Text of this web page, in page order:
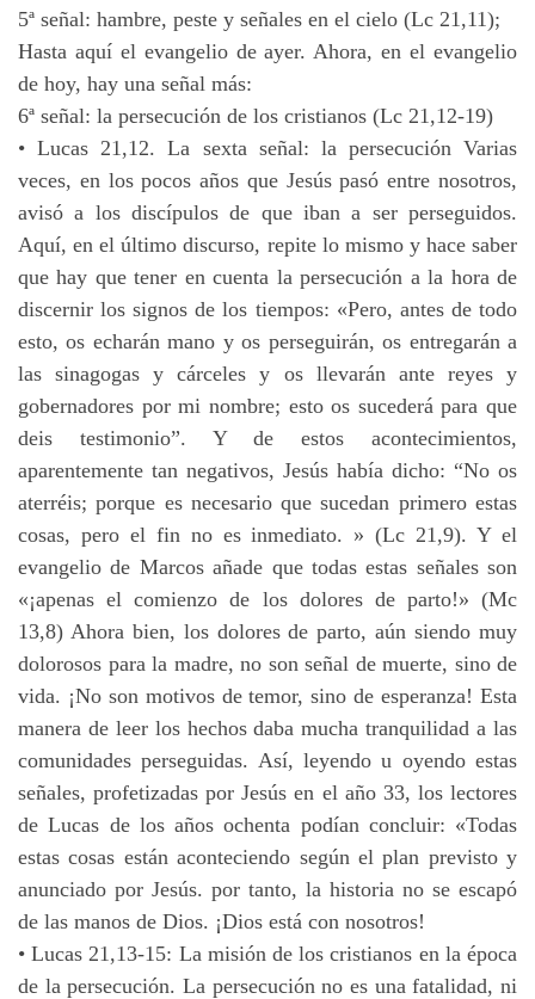
5ª señal: hambre, peste y señales en el cielo (Lc 21,11);
Hasta aquí el evangelio de ayer. Ahora, en el evangelio
de hoy, hay una señal más:
6ª señal: la persecución de los cristianos (Lc 21,12-19)
• Lucas 21,12. La sexta señal: la persecución Varias
veces, en los pocos años que Jesús pasó entre nosotros,
avisó a los discípulos de que iban a ser perseguidos.
Aquí, en el último discurso, repite lo mismo y hace saber
que hay que tener en cuenta la persecución a la hora de
discernir los signos de los tiempos: «Pero, antes de todo
esto, os echarán mano y os perseguirán, os entregarán a
las sinagogas y cárceles y os llevarán ante reyes y
gobernadores por mi nombre; esto os sucederá para que
deis testimonio”. Y de estos acontecimientos,
aparentemente tan negativos, Jesús había dicho: “No os
aterréis; porque es necesario que sucedan primero estas
cosas, pero el fin no es inmediato. » (Lc 21,9). Y el
evangelio de Marcos añade que todas estas señales son
«¡apenas el comienzo de los dolores de parto!» (Mc
13,8) Ahora bien, los dolores de parto, aún siendo muy
dolorosos para la madre, no son señal de muerte, sino de
vida. ¡No son motivos de temor, sino de esperanza! Esta
manera de leer los hechos daba mucha tranquilidad a las
comunidades perseguidas. Así, leyendo u oyendo estas
señales, profetizadas por Jesús en el año 33, los lectores
de Lucas de los años ochenta podían concluir: «Todas
estas cosas están aconteciendo según el plan previsto y
anunciado por Jesús. por tanto, la historia no se escapó
de las manos de Dios. ¡Dios está con nosotros!
• Lucas 21,13-15: La misión de los cristianos en la época
de la persecución. La persecución no es una fatalidad, ni